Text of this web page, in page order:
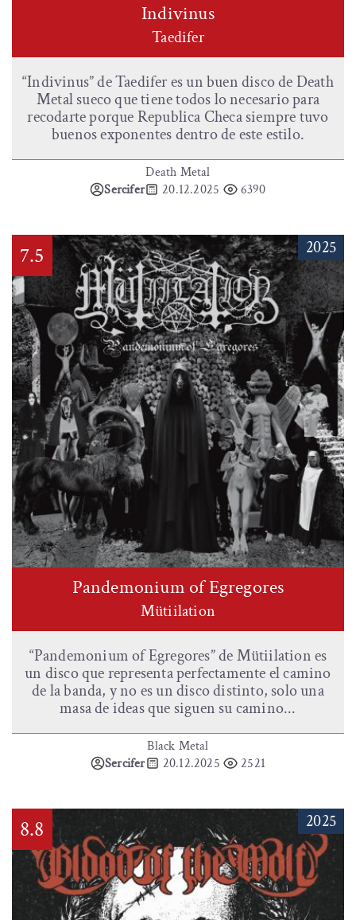
Indivinus
Taedifer
“Indivinus” de Taedifer es un buen disco de Death
Metal sueco que tiene todos lo necesario para
recodarte porque Republica Checa siempre tuvo
buenos exponentes dentro de este estilo.
Death Metal
Sercifer
20.12.2025 6390
Pandemonium of Egregores
Mütiilation
7.5 2025
“Pandemonium of Egregores” de Mütiilation es
un disco que representa perfectamente el camino
de la banda, y no es un disco distinto, solo una
masa de ideas que siguen su camino...
Black Metal
Sercifer
20.12.2025 2521
8.8 2025